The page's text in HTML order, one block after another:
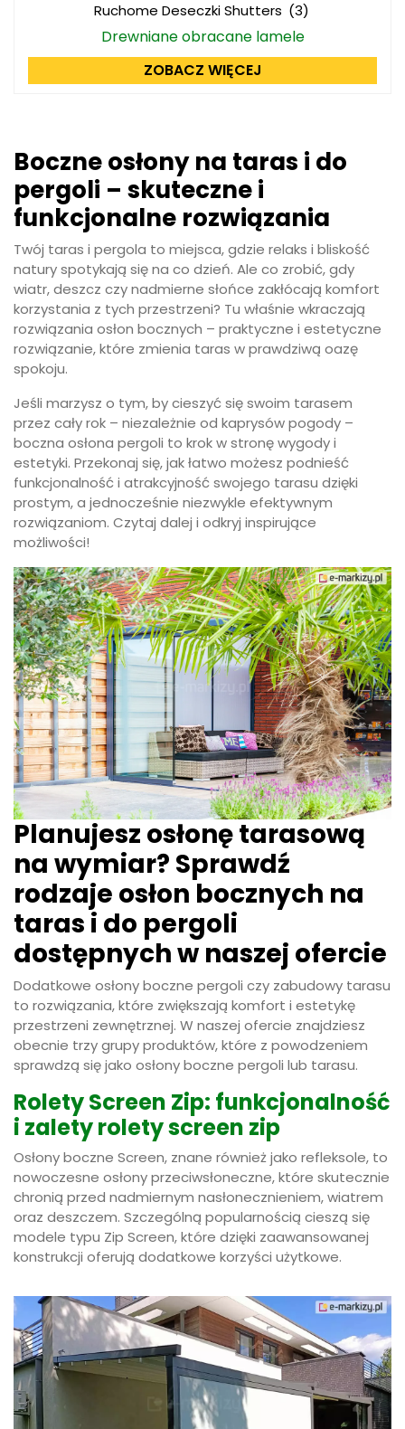
Ruchome Deseczki Shutters (3)
Drewniane obracane lamele
ZOBACZ WIĘCEJ
Boczne osłony na taras i do
pergoli – skuteczne i
funkcjonalne rozwiązania
Twój taras i pergola to miejsca, gdzie relaks i bliskość
natury spotykają się na co dzień. Ale co zrobić, gdy
wiatr, deszcz czy nadmierne słońce zakłócają komfort
korzystania z tych przestrzeni? Tu właśnie wkraczają
rozwiązania osłon bocznych – praktyczne i estetyczne
rozwiązanie, które zmienia taras w prawdziwą oazę
spokoju.
Jeśli marzysz o tym, by cieszyć się swoim tarasem
przez cały rok – niezależnie od kaprysów pogody –
boczna osłona pergoli to krok w stronę wygody i
estetyki. Przekonaj się, jak łatwo możesz podnieść
funkcjonalność i atrakcyjność swojego tarasu dzięki
prostym, a jednocześnie niezwykle efektywnym
rozwiązaniom. Czytaj dalej i odkryj inspirujące
możliwości!
Planujesz osłonę tarasową
na wymiar? Sprawdź
rodzaje osłon bocznych na
taras i do pergoli
dostępnych w naszej ofercie
Dodatkowe osłony boczne pergoli czy zabudowy tarasu
to rozwiązania, które zwiększają komfort i estetykę
przestrzeni zewnętrznej. W naszej ofercie znajdziesz
obecnie trzy grupy produktów, które z powodzeniem
sprawdzą się jako osłony boczne pergoli lub tarasu.
Rolety Screen Zip: funkcjonalność
i zalety rolety screen zip
Osłony boczne Screen, znane również jako refleksole, to
nowoczesne osłony przeciwsłoneczne, które skutecznie
chronią przed nadmiernym nasłonecznieniem, wiatrem
oraz deszczem. Szczególną popularnością cieszą się
modele typu Zip Screen, które dzięki zaawansowanej
konstrukcji oferują dodatkowe korzyści użytkowe.